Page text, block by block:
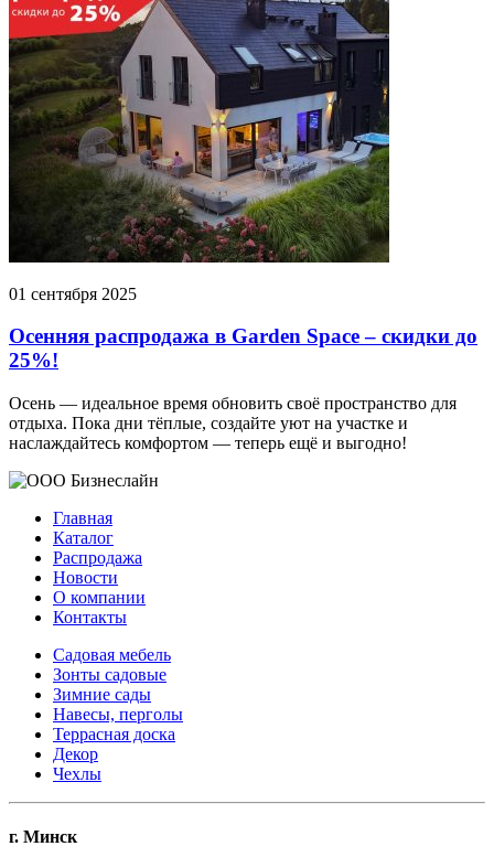
01 сентября 2025
Осенняя распродажа в Garden Space – скидки до
25%!
Осень — идеальное время обновить своё пространство для
отдыха. Пока дни тёплые, создайте уют на участке и
наслаждайтесь комфортом — теперь ещё и выгодно!
Главная
Каталог
Распродажа
Новости
О компании
Контакты
Садовая мебель
Зонты садовые
Зимние сады
Навесы, перголы
Террасная доска
Декор
Чехлы
г. Минск